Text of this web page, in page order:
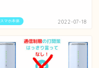
スマホ本体 2022-07-18